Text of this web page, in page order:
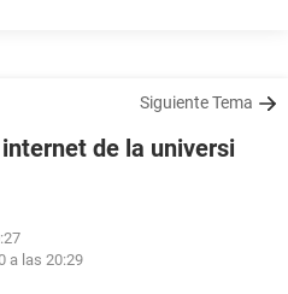
Siguiente Tema
de la universi
a las 20:29